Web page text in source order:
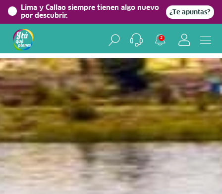
Lima y Callao siempre tienen algo nuevo
por descubrir.
¿Te apuntas?
2
Home> Experiencias >